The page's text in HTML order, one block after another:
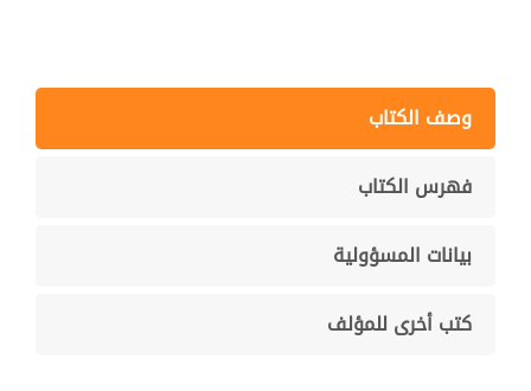
وصف الكتاب
فهرس الكتاب
بيانات المسؤولية
كتب أخرى للمؤلف